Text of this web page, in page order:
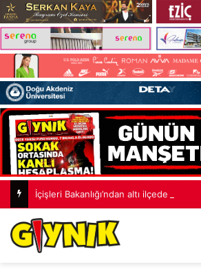
İçişleri Bakanlığı’ndan altı ilçede denetim